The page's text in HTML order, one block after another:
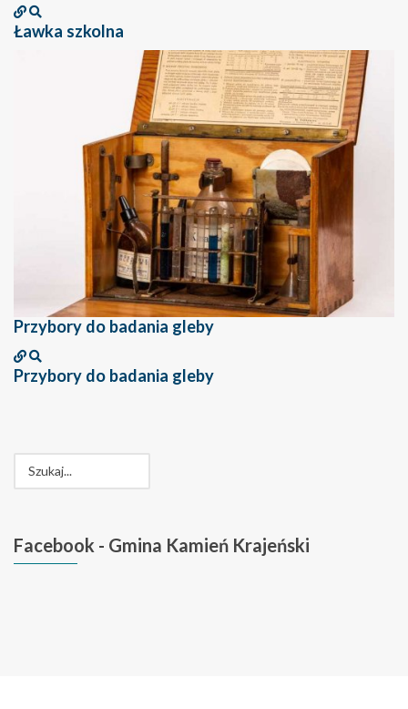
Ławka szkolna
Przybory do badania gleby
Przybory do badania gleby
Facebook - Gmina Kamień Krajeński